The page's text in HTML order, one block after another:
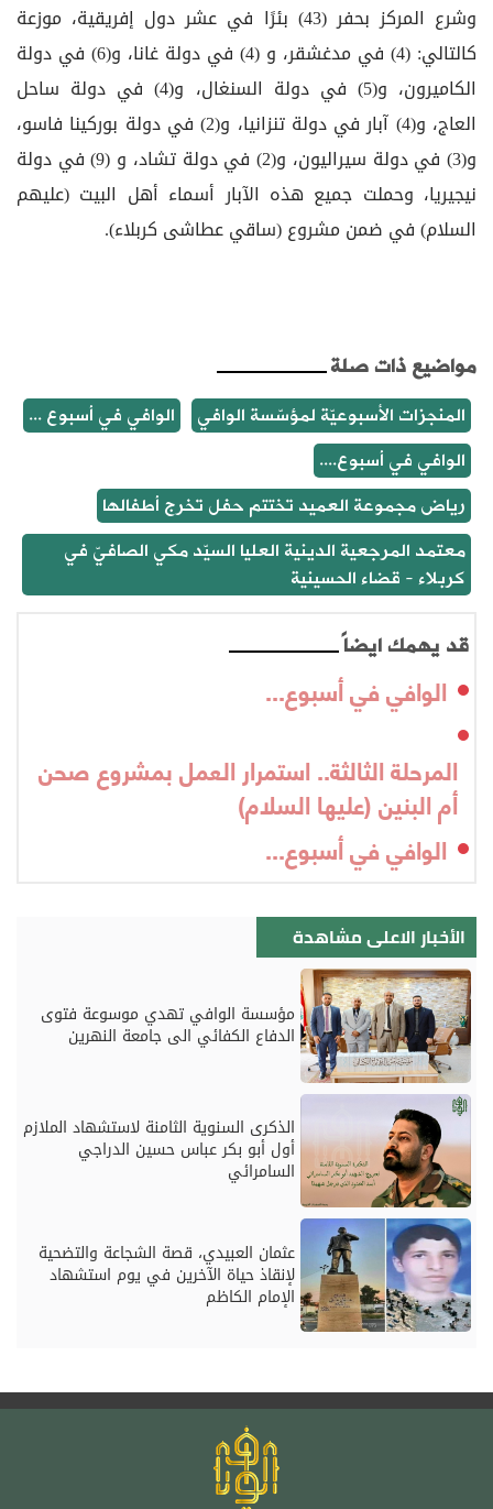
وشرع المركز بحفر (43) بئرًا في عشر دول إفريقية، موزعة
كالتالي: (4) في مدغشقر، و (4) في دولة غانا، و(6) في دولة
الكاميرون، و(5) في دولة السنغال، و(4) في دولة ساحل
العاج، و(4) آبار في دولة تنزانيا، و(2) في دولة بوركينا فاسو،
و(3) في دولة سيراليون، و(2) في دولة تشاد، و (9) في دولة
نيجيريا، وحملت جميع هذه الآبار أسماء أهل البيت (عليهم
السلام) في ضمن مشروع (ساقي عطاشى كربلاء).
مواضيع ذات صلة
المنجزات الأسبوعيّة لمؤسّسة الوافي الوافي في أسبوع ...
الوافي في أسبوع....
رياض مجموعة العميد تختتم حفل تخرج أطفالها
معتمد المرجعية الدينية العليا السيّد مكي الصافيّ في
كربلاء - قضاء الحسينية
قد يهمك ايضاً
الوافي في أسبوع...
المرحلة الثالثة.. استمرار العمل بمشروع صحن
أم البنين (عليها السلام)
الوافي في أسبوع...
الأخبار الاعلى مشاهدة
مؤسسة الوافي تهدي موسوعة فتوى
الدفاع الكفائي الى جامعة النهرين
الذكرى السنوية الثامنة لاستشهاد الملازم
أول أبو بكر عباس حسين الدراجي
السامرائي
عثمان العبيدي، قصة الشجاعة والتضحية
لإنقاذ حياة الآخرين في يوم استشهاد
الإمام الكاظم